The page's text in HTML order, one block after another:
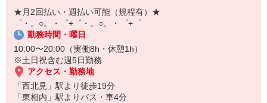
自宅に居ながらスマホでカンタン面接OK！
オンライン面談なのでスピード対応。
★月2回払い・週払い可能（規程有）★
゜・。○。・゜+゜・。○。・゜+゜
勤務時間・曜日
10:00〜20:00（実働8h・休憩1h）
※土日祝含む週5日勤務
アクセス・勤務地
「西北見」駅より徒歩19分
「東相内」駅よりバス・車4分